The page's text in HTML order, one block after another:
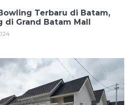
Terbaru di Batam,
Grand Batam Mall